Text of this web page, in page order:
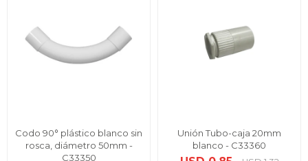
Codo 90° plástico blanco sin
rosca, diámetro 50mm -
C33350
Unión Tubo-caja 20mm
blanco - C33360